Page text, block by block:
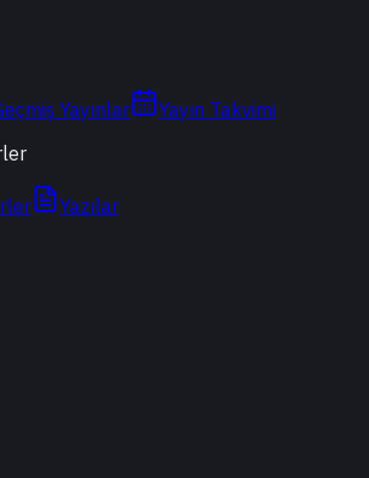
Yayınlar
Yayın Takvimi
Yazılar